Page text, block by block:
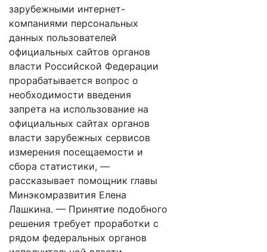
зарубежными интернет-
компаниями персональных
данных пользователей
официальных сайтов органов
власти Российской Федерации
прорабатывается вопрос о
необходимости введения
запрета на использование на
официальных сайтах органов
власти зарубежных сервисов
измерения посещаемости и
сбора статистики, —
рассказывает помощник главы
Минэкомразвития Елена
Лашкина. — Принятие подобного
решения требует проработки с
рядом федеральных органов